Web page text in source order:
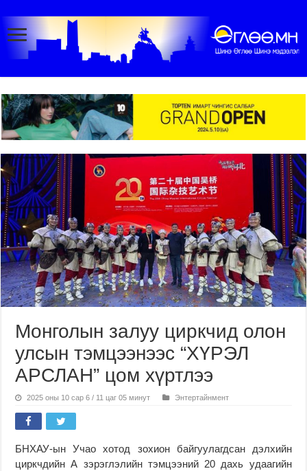
Монголын залуу циркчид олон
улсын тэмцээнээс “ХҮРЭЛ
АРСЛАН” цом хүртлээ
2025 оны 10 сар 6 / 11 цаг 05 минут Энтертайнмент
БНХАУ-ын Учaо хотод зохион байгуулагдсан дэлхийн
циркчдийн А зэрэглэлийн тэмцээний 20 дахь удаагийн